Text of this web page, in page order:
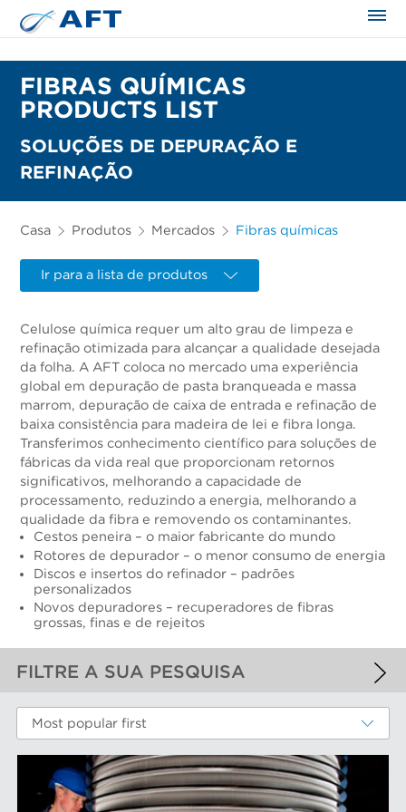
FIBRAS QUÍMICAS
PRODUCTS LIST
SOLUÇÕES DE DEPURAÇÃO E
REFINAÇÃO
Casa Produtos Mercados Fibras químicas
Ir para a lista de produtos
Celulose química requer um alto grau de limpeza e
refinação otimizada para alcançar a qualidade desejada
da folha. A AFT coloca no mercado uma experiência
global em depuração de pasta branqueada e massa
marrom, depuração de caixa de entrada e refinação de
baixa consistência para madeira de lei e fibra longa.
Transferimos conhecimento científico para soluções de
fábricas da vida real que proporcionam retornos
significativos, melhorando a capacidade de
processamento, reduzindo a energia, melhorando a
qualidade da fibra e removendo os contaminantes.
Cestos peneira – o maior fabricante do mundo
Rotores de depurador – o menor consumo de energia
Discos e insertos do refinador – padrões
personalizados
Novos depuradores – recuperadores de fibras
grossas, finas e de rejeitos
FILTRE A SUA PESQUISA
FILTROS APLICADOS
Fibras químicas
MAIS FILTROS
Most popular first